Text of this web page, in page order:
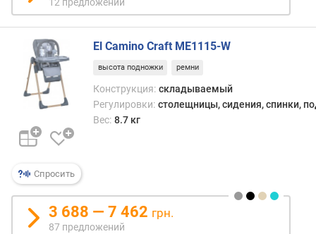
р
е
д
л
о
ж
е
и
й
м
Спросить
El Camino Craft ME1115-W
высота подножки ремни
Конструкция: складываемый
Регулировки: столещницы, сидения, спинки,
Вес: 8.7 кг
3 688 — 7 462 грн.
87 предложений